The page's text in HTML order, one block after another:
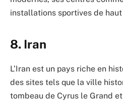
installations sportives de haut
8. Iran
L’Iran est un pays riche en
des sites tels que la ville
tombeau de Cyrus le Grand